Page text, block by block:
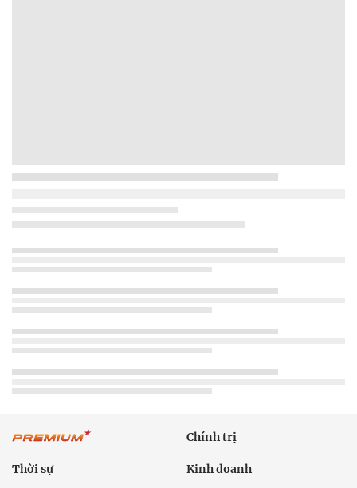
Chính trị
Thời sự Kinh doanh